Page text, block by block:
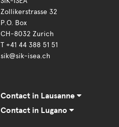
Zollikerstrasse 32
P.O. Box
CH-8032 Zurich
T +41 44 388 51 51
sik@sik-isea.ch
Contact in Lausanne
Contact in Lugano